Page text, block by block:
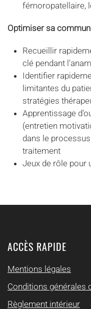
fémoropatellaire,
Optimiser sa
Recueillir
clé pendant
Identifier
limitantes du
stratégies
Apprentissage
(entretien
dans le
traitement
Jeux de rôle pour
ACCÈS RAPIDE
Mentions légales
Conditions générales
Règlement intérieur